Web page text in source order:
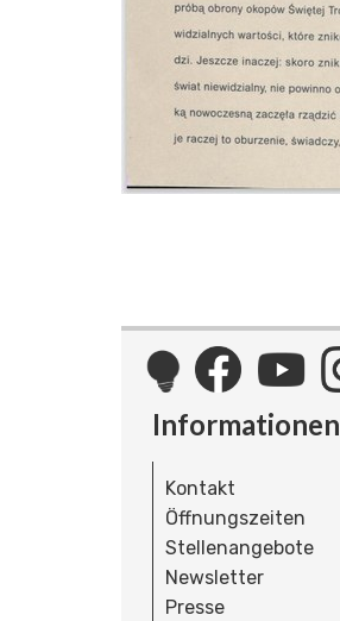
Informationen
Kontakt
Öffnungszeiten
Stellenangebote
Newsletter
Presse